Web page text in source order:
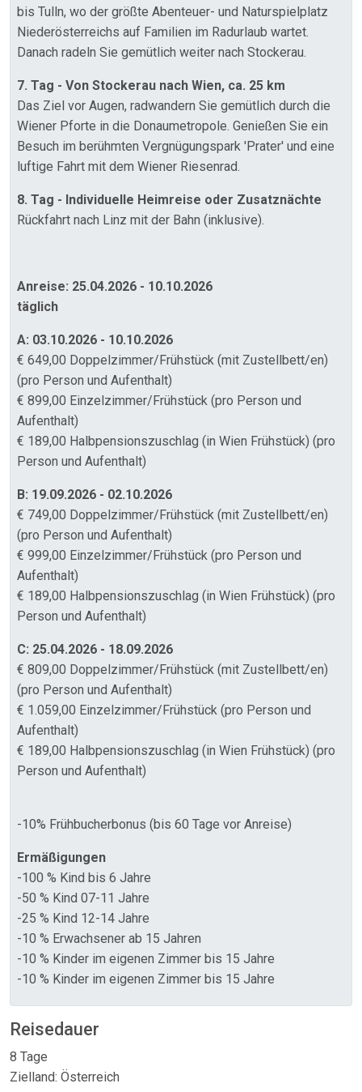
bis Tulln, wo der größte Abenteuer- und Naturspielplatz
Niederösterreichs auf Familien im Radurlaub wartet.
Danach radeln Sie gemütlich weiter nach Stockerau.
7. Tag - Von Stockerau nach Wien, ca. 25 km
Das Ziel vor Augen, radwandern Sie gemütlich durch die
Wiener Pforte in die Donaumetropole. Genießen Sie ein
Besuch im berühmten Vergnügungspark 'Prater' und eine
luftige Fahrt mit dem Wiener Riesenrad.
8. Tag - Individuelle Heimreise oder Zusatznächte
Rückfahrt nach Linz mit der Bahn (inklusive).
Anreise: 25.04.2026 - 10.10.2026
täglich
A: 03.10.2026 - 10.10.2026
€ 649,00 Doppelzimmer/Frühstück (mit Zustellbett/en)
(pro Person und Aufenthalt)
€ 899,00 Einzelzimmer/Frühstück (pro Person und
Aufenthalt)
€ 189,00 Halbpensionszuschlag (in Wien Frühstück) (pro
Person und Aufenthalt)
B: 19.09.2026 - 02.10.2026
€ 749,00 Doppelzimmer/Frühstück (mit Zustellbett/en)
(pro Person und Aufenthalt)
€ 999,00 Einzelzimmer/Frühstück (pro Person und
Aufenthalt)
€ 189,00 Halbpensionszuschlag (in Wien Frühstück) (pro
Person und Aufenthalt)
C: 25.04.2026 - 18.09.2026
€ 809,00 Doppelzimmer/Frühstück (mit Zustellbett/en)
(pro Person und Aufenthalt)
€ 1.059,00 Einzelzimmer/Frühstück (pro Person und
Aufenthalt)
€ 189,00 Halbpensionszuschlag (in Wien Frühstück) (pro
Person und Aufenthalt)
-10% Frühbucherbonus (bis 60 Tage vor Anreise)
Ermäßigungen
-100 % Kind bis 6 Jahre
-50 % Kind 07-11 Jahre
-25 % Kind 12-14 Jahre
-10 % Erwachsener ab 15 Jahren
-10 % Kinder im eigenen Zimmer bis 15 Jahre
-10 % Kinder im eigenen Zimmer bis 15 Jahre
Reisedauer
8 Tage
Zielland: Österreich